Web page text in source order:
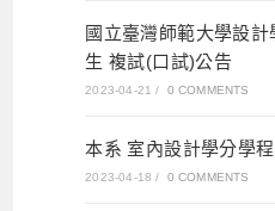
國立臺灣師範大學設
生 複試(口試)公告
2023-04-21 / 0 COMMENTS
本系 室內設計學分學
2023-04-18 / 0 COMMENTS